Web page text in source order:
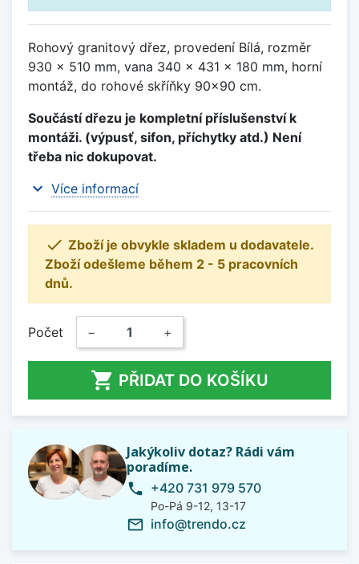
Rohový granitový dřez, provedení Bílá, rozměr
930 x 510 mm, vana 340 x 431 x 180 mm, horní
montáž, do rohové skříňky 90x90 cm.
Součástí dřezu je kompletní příslušenství k
montáži. (výpusť, sifon, příchytky atd.) Není
třeba nic dokupovat.
expand_more Více informací
 Zboží je obvykle skladem u dodavatele.
Zboží odešleme během 2 - 5 pracovních
dnů.
Počet − +
 PŘIDAT DO KOŠÍKU
Jakýkoliv dotaz? Rádi vám
poradíme.
phone +420 731 979 570
Po-Pá 9-12, 13-17
mail_outline info@trendo.cz